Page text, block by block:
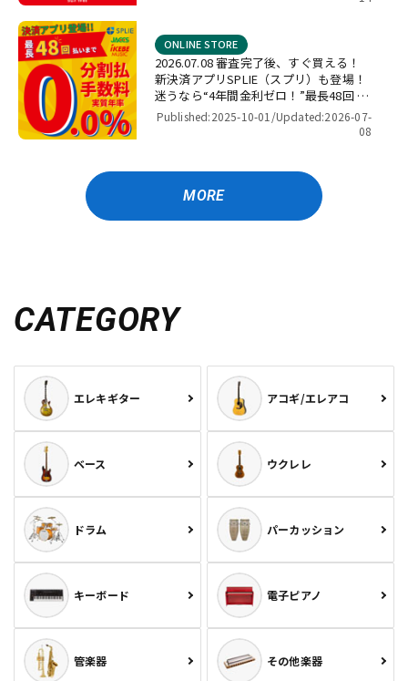
2026.07.08 審査完了後、すぐ買える！
新決済アプリSPLIE（スプリ）も登場！
迷うなら“4年間金利ゼロ！”最長48回 無
金利キャンペーン
ONLINE STORE
Published:2025-10-01/Updated:2026-07-
08
MORE
CATEGORY
エレキギター アコギ/エレアコ
ベース ウクレレ
ドラム パーカッション
キーボード 電子ピアノ
管楽器 その他楽器